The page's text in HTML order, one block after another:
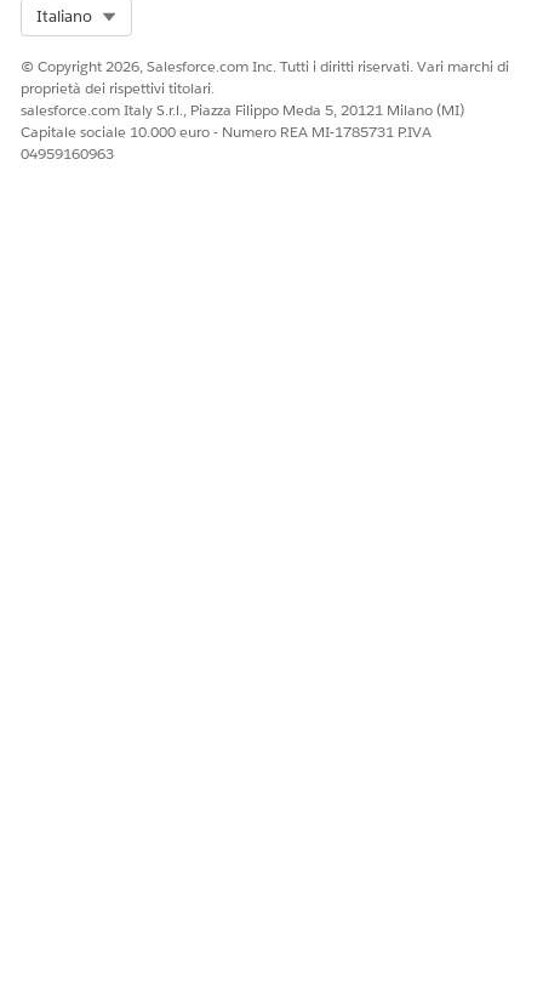
Italiano
© Copyright 2026, Salesforce.com Inc. Tutti i diritti riservati. Vari marchi di
proprietà dei rispettivi titolari.
salesforce.com Italy S.r.l., Piazza Filippo Meda 5, 20121 Milano (MI)
Capitale sociale 10.000 euro - Numero REA MI-1785731 P.IVA
04959160963